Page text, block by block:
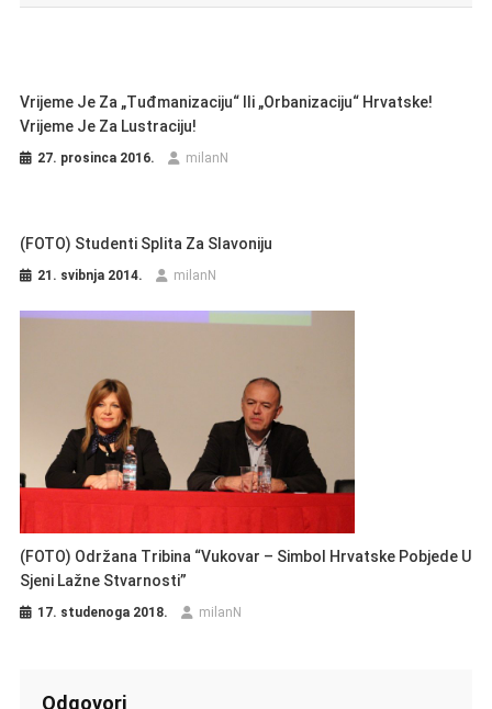
Vrijeme Je Za „tuđmanizaciju“ Ili „orbanizaciju“ Hrvatske!
Vrijeme Je Za Lustraciju!
27. prosinca 2016. milanN
(FOTO) Studenti Splita Za Slavoniju
21. svibnja 2014. milanN
(FOTO) Održana Tribina “Vukovar – Simbol Hrvatske Pobjede U
Sjeni Lažne Stvarnosti”
17. studenoga 2018. milanN
Odgovori